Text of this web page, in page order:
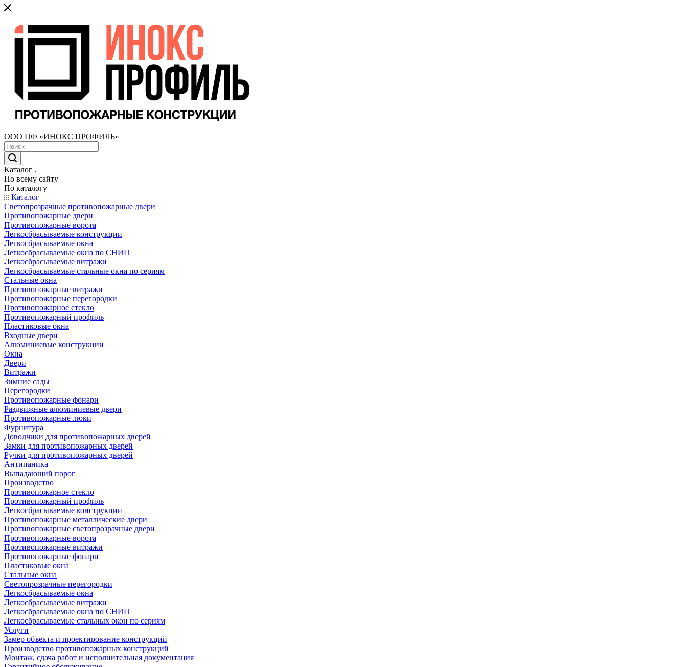
ООО ПФ «ИНОКС ПРОФИЛЬ»
Каталог
По всему сайту
По каталогу
Каталог
Светопрозрачные противопожарные двери
Противопожарные двери
Противопожарные ворота
Легкосбрасываемые конструкции
Легкосбрасываемые окна
Легкосбрасываемые окна по СНИП
Легкосбрасываемые витражи
Легкосбрасываемые стальные окна по сериям
Стальные окна
Противопожарные витражи
Противопожарные перегородки
Противопожарное стекло
Противопожарный профиль
Пластиковые окна
Входные двери
Алюминиевые конструкции
Окна
Двери
Витражи
Зимние сады
Перегородки
Противопожарные фонари
Раздвижные алюминиевые двери
Противопожарные люки
Фурнитура
Доводчики для противопожарных дверей
Замки для противопожарных дверей
Ручки для противопожарных дверей
Антипаника
Выпадающий порог
Производство
Противопожарное стекло
Противопожарный профиль
Легкосбрасываемые конструкции
Противопожарные металлические двери
Противопожарные светопрозрачные двери
Противопожарные ворота
Противопожарные витражи
Противопожарные фонари
Пластиковые окна
Стальные окна
Светопрозрачные перегородки
Легкосбрасываемые окна
Легкосбрасываемые витражи
Легкосбрасываемые окна по СНИП
Легкосбрасываемые стальных окон по сериям
Услуги
Замер объекта и проектирование конструкций
Производство противопожарных конструкций
Монтаж, сдача работ и исполнительная документация